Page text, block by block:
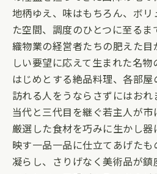
地柄ゆえ、味はもちろん、ボ
た空間、調度のひとつに至るま
織物業の経営者たちの肥えた
しい要望に応えて生まれた名
はじめとする絶品料理、各部屋
訪れる人をうならさずにはおれ
当代と三代目を継ぐ若主人が市
厳選した食材を巧みに生かし器
映す一品一品に仕立てあげた
凝らし、さりげなく美術品が